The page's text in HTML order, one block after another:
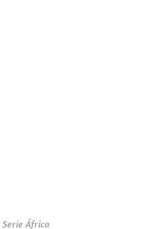
Serie África